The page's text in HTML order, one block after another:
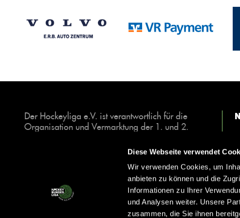
Diese Webseite verwendet
Wir verwenden Cookies, um
anbieten zu können und die
Informationen zu Ihrer
und Analysen weiter. Unsere
zusammen, die Sie ihnen
Der Hockeyliga e.V. ist verantwortlich für die
Organisation und Vermarktung der 1. und 2.
Halle. Insgesamt sind über 60 Vereine unter dem
Dach der Hockeyliga organisiert, sowohl im
Herren als auch im Damen Bereich.